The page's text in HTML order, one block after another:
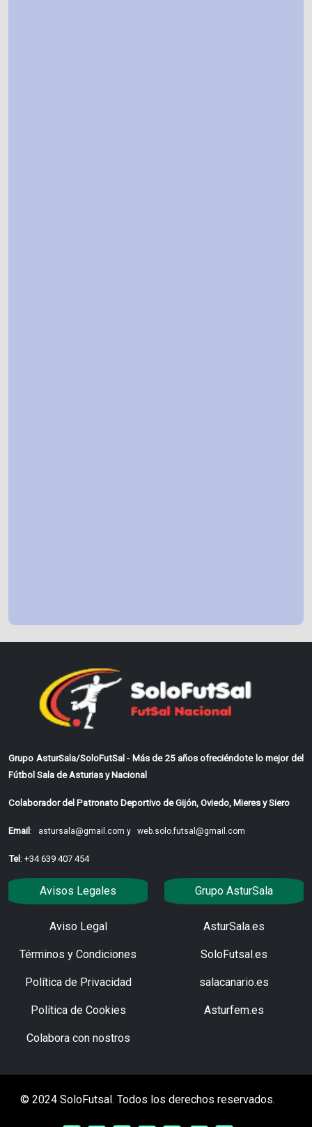
Grupo AsturSala/SoloFutSal - Más de 25 años ofreciéndote lo mejor del
Fútbol Sala de Asturias y Nacional
Colaborador del Patronato Deportivo de Gijón, Oviedo, Mieres y Siero
Email : astursala@gmail.com y web.solo.futsal@gmail.com
Tel : +34 639 407 454
Avisos Legales
Aviso Legal
Términos y Condiciones
Política de Privacidad
Política de Cookies
Colabora con nostros
Grupo AsturSala
AsturSala.es
SoloFutsal.es
salacanario.es
Asturfem.es
© 2024 SoloFutsal. Todos los derechos reservados.